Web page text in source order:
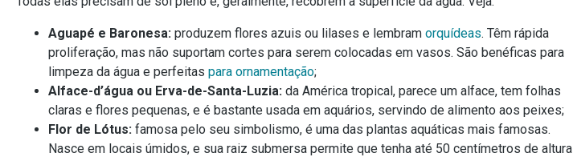
Aguapé e Baronesa: produzem flores azuis ou lilases e lembram orquídeas. Têm rápida
proliferação, mas não suportam cortes para serem colocadas em vasos. São benéficas para
limpeza da água e perfeitas para ornamentação;
Alface-d’água ou Erva-de-Santa-Luzia: da América tropical, parece um alface, tem folhas
claras e flores pequenas, e é bastante usada em aquários, servindo de alimento aos peixes;
Flor de Lótus: famosa pelo seu simbolismo, é uma das plantas aquáticas mais famosas.
Nasce em locais úmidos, e sua raiz submersa permite que tenha até 50 centímetros de altura